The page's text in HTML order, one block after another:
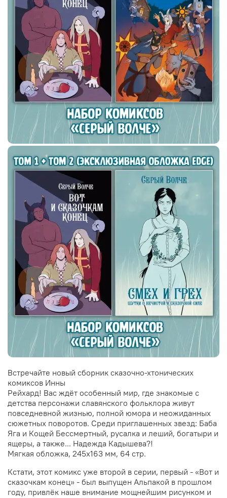
Встречайте новый сборник сказочно-хтонических
комиксов Инны
Рейхард! Вас ждёт особенный мир, где знакомые с
детства персонажи славянского фольклора живут
повседневной жизнью, полной юмора и неожиданных
сюжетных поворотов. Среди приглашенных звезд: Баба
Яга и Кощей Бессмертный, русалка и леший, богатыри и
ящеры, а также... Надежда Кадышева?!
Мягкая обложка, 245х163 мм, 64 стр.
Кстати, этот комикс уже второй в серии, первый - «Вот и
сказочкам конец» - был выпущен Альпакой в прошлом
году, привлёк наше внимание мощнейшим рисунком и